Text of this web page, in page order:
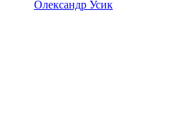
Олександр Усик